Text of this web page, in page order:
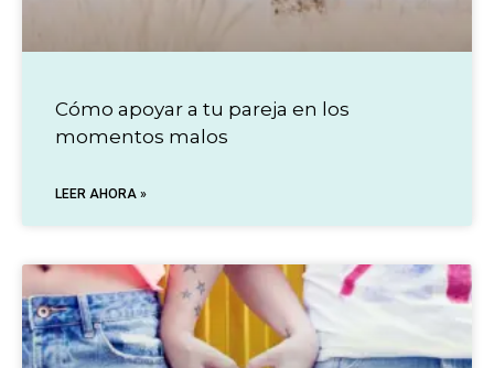
Cómo apoyar a tu pareja en los
momentos malos
LEER AHORA »